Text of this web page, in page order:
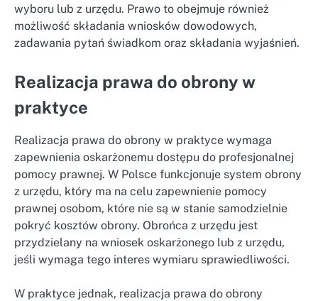
wyboru lub z urzędu. Prawo to obejmuje również
możliwość składania wniosków dowodowych,
zadawania pytań świadkom oraz składania wyjaśnień.
Realizacja prawa do obrony w
praktyce
Realizacja prawa do obrony w praktyce wymaga
zapewnienia oskarżonemu dostępu do profesjonalnej
pomocy prawnej. W Polsce funkcjonuje system obrony
z urzędu, który ma na celu zapewnienie pomocy
prawnej osobom, które nie są w stanie samodzielnie
pokryć kosztów obrony. Obrońca z urzędu jest
przydzielany na wniosek oskarżonego lub z urzędu,
jeśli wymaga tego interes wymiaru sprawiedliwości.
W praktyce jednak, realizacja prawa do obrony